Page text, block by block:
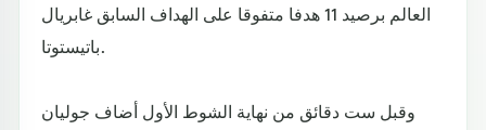
العالم برصيد 11 هدفا متفوقا على الهداف السابق غابريال
باتيستوتا.
وقبل ست دقائق من نهاية الشوط الأول أضاف جوليان